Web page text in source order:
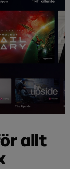
allt